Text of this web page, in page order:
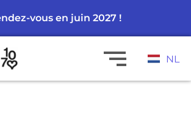
vous en juin 2027 !
NL